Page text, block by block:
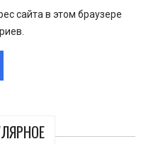
сайта в этом браузере